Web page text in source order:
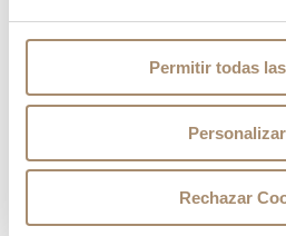
Permitir todas
Personalizar
Rechazar
escapa a nuestro control
Nuestro principal enemigo
pensamientos.
identificar esos
daño y vamos a
realistas y que por lo
emociones
igual pensar “Esta espera
quede embarazada” que